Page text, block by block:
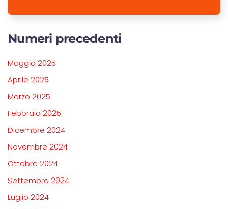
Numeri precedenti
Maggio 2025
Aprile 2025
Marzo 2025
Febbraio 2025
Dicembre 2024
Novembre 2024
Ottobre 2024
Settembre 2024
Luglio 2024